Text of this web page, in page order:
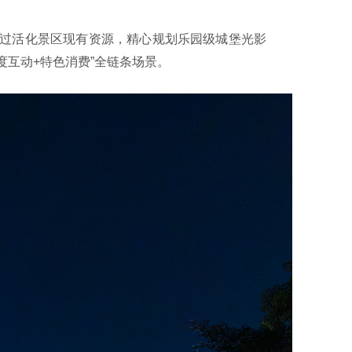
活化景区现有资源，精心规划乐园级城堡光影
动+特色消费”全链条场景。